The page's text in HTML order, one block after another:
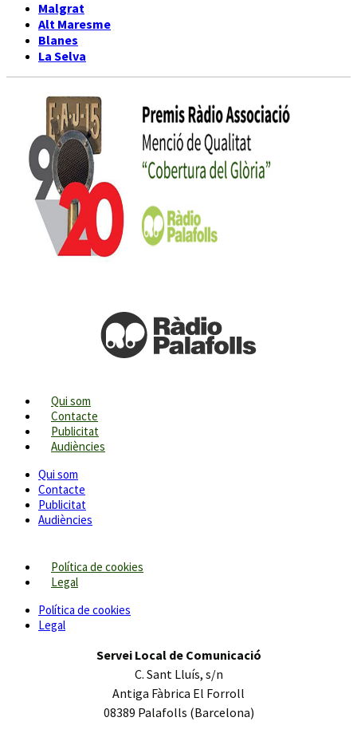
Malgrat
Alt Maresme
Blanes
La Selva
Qui som
Contacte
Publicitat
Audiències
Qui som
Contacte
Publicitat
Audiències
Política de cookies
Legal
Política de cookies
Legal
Servei Local de Comunicació
C. Sant Lluís, s/n
Antiga Fàbrica El Forroll
08389 Palafolls (Barcelona)